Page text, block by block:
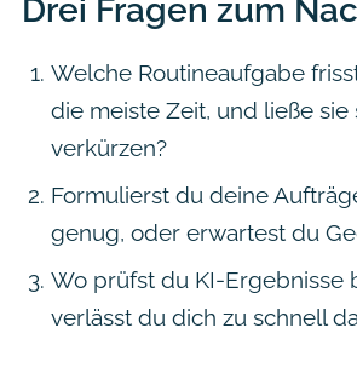
Drei Fragen zum
Welche Routineaufgabe
die meiste Zeit, und ließe sie
verkürzen?
Formulierst du deine
genug, oder erwartest du
Wo prüfst du KI-Ergebnisse
verlässt du dich zu schnell